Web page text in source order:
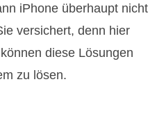
iPhone überhaupt nicht
versichert, denn hier
diese Lösungen
zu lösen.